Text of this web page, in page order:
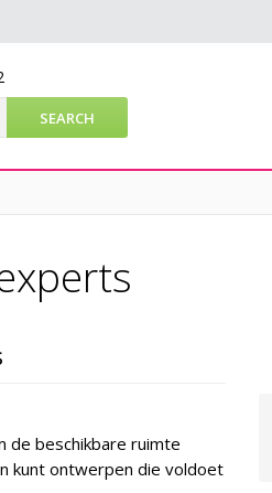
de beschikbare ruimte
kunt ontwerpen die voldoet